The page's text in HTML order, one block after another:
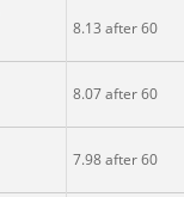
8.13 after 60
8.07 after 60
7.98 after 60